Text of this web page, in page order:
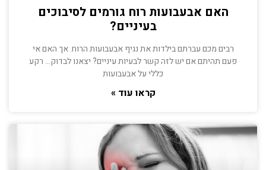
האם אבעבועות רוח גורמים לסיבוכים
בעיניים?
רבים מכם עברתם בילדות את נגיף אבעבועות הרוח. אך האם אי
פעם תהיתם אם יש לזה קשר לבעיות עיניים? יצאנו לבדוק… רקע
כללי על אבעבועות
קראו עוד »